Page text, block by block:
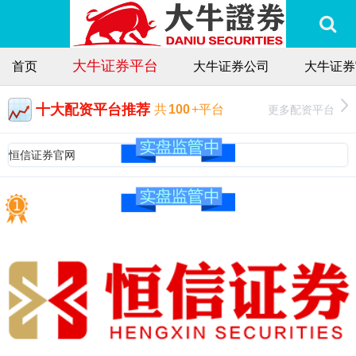
首页 大牛证券平台 大牛证券公司 大牛证
十大配资平台推荐 共100+平台 更多配资平台
恒信证券官网